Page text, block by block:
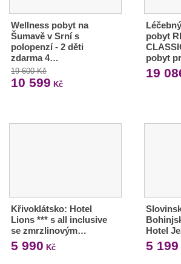
Wellness pobyt na
Šumavě v Srní s
polopenzí - 2 děti
zdarma 4…
19 600 Kč
10 599 Kč
pobyt
pobyt
19
Křivoklátsko: Hotel
Lions *** s all inclusive
se zmrzlinovým…
5 990 Kč
Hotel
5 199